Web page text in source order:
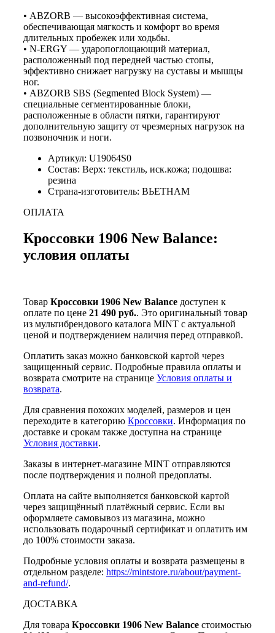
• ABZORB — высокоэффективная система,
обеспечивающая мягкость и комфорт во время
длительных пробежек или ходьбы.
• N-ERGY — ударопоглощающий материал,
расположенный под передней частью стопы,
эффективно снижает нагрузку на суставы и мышцы
ног.
• ABZORB SBS (Segmented Block System) —
специальные сегментированные блоки,
расположенные в области пятки, гарантируют
дополнительную защиту от чрезмерных нагрузок на
позвоночник и ноги.
Артикул: U19064S0
Состав: Верх: текстиль, иск.кожа; подошва:
резина
Страна-изготовитель: ВЬЕТНАМ
ОПЛАТА
Кроссовки 1906 New Balance:
условия оплаты
Товар Кроссовки 1906 New Balance доступен к
оплате по цене 21 490 руб.. Это оригинальный товар
из мультибрендового каталога MINT с актуальной
ценой и подтверждением наличия перед отправкой.
Оплатить заказ можно банковской картой через
защищенный сервис. Подробные правила оплаты и
возврата смотрите на странице Условия оплаты и
возврата.
Для сравнения похожих моделей, размеров и цен
переходите в категорию Кроссовки. Информация по
доставке и срокам также доступна на странице
Условия доставки.
Заказы в интернет-магазине MINT отправляются
после подтверждения и полной предоплаты.
Оплата на сайте выполняется банковской картой
через защищённый платёжный сервис. Если вы
оформляете самовывоз из магазина, можно
использовать подарочный сертификат и оплатить им
до 100% стоимости заказа.
Подробные условия оплаты и возврата размещены в
отдельном разделе: https://mintstore.ru/about/payment-
and-refund/.
ДОСТАВКА
Для товара Кроссовки 1906 New Balance стоимостью